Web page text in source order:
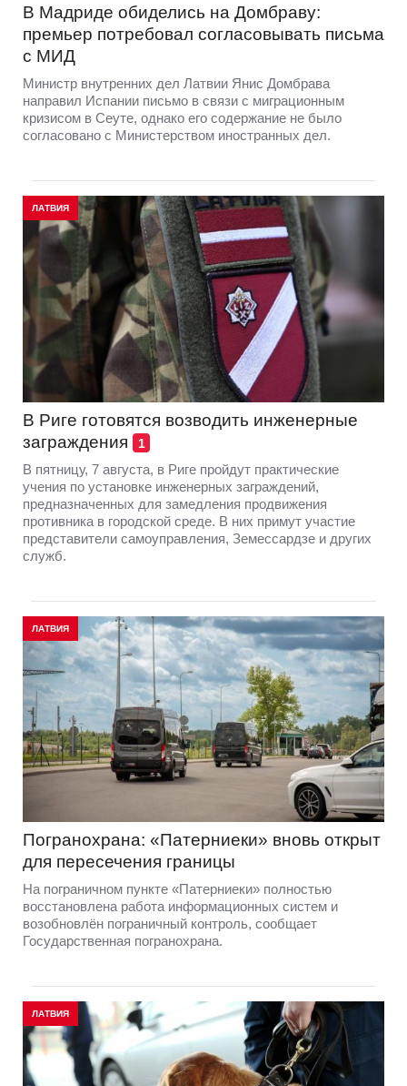
В Мадриде обиделись на Домбраву:
премьер потребовал согласовывать письма
с МИД
Министр внутренних дел Латвии Янис Домбрава
направил Испании письмо в связи с миграционным
кризисом в Сеуте, однако его содержание не было
согласовано с Министерством иностранных дел.
ЛАТВИЯ
В Риге готовятся возводить инженерные
заграждения
1
В пятницу, 7 августа, в Риге пройдут практические
учения по установке инженерных заграждений,
предназначенных для замедления продвижения
противника в городской среде. В них примут участие
представители самоуправления, Земессардзе и других
служб.
ЛАТВИЯ
Погранохрана: «Патерниеки» вновь открыт
для пересечения границы
На пограничном пункте «Патерниеки» полностью
восстановлена работа информационных систем и
возобновлён пограничный контроль, сообщает
Государственная погранохрана.
ЛАТВИЯ